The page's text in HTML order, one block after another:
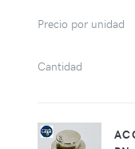
Precio por unidad
Cantidad